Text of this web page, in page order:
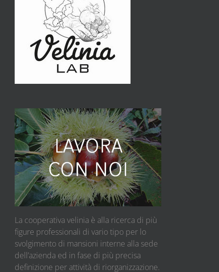
La cooperativa velinia è alla ricerca di più
figure professionali di vario tipo per lo
svolgimento di mansioni interne alla sede
dell’azienda ed in fase di più precisa
definizione per attività di riorganizzazione.